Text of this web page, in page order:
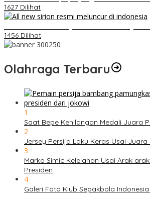
1627 Dilihat
1456 Dilihat
Olahraga Terbaru
1
Saat Bepe Kehilangan Medali Juara
2
Jersey Persija Laku Keras Usai Juara
3
Marko Simic Kelelahan Usai Arak
Presiden
4
Galeri Foto Klub Sepakbola